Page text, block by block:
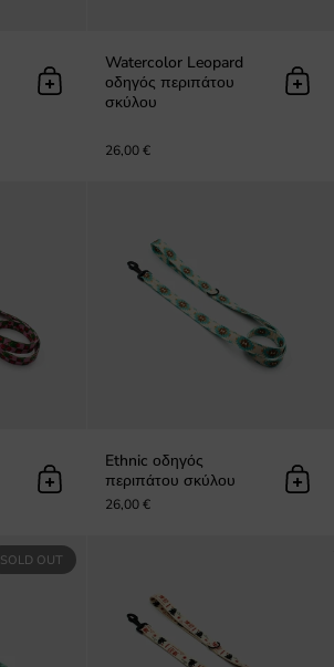
Προσθήκη στο καλάθι
Watercolor Leopard
οδηγός περιπάτου
σκύλου
26,00 €
Προσθήκη στο καλάθι
Ethnic οδηγός
περιπάτου σκύλου
26,00 €
SOLD OUT